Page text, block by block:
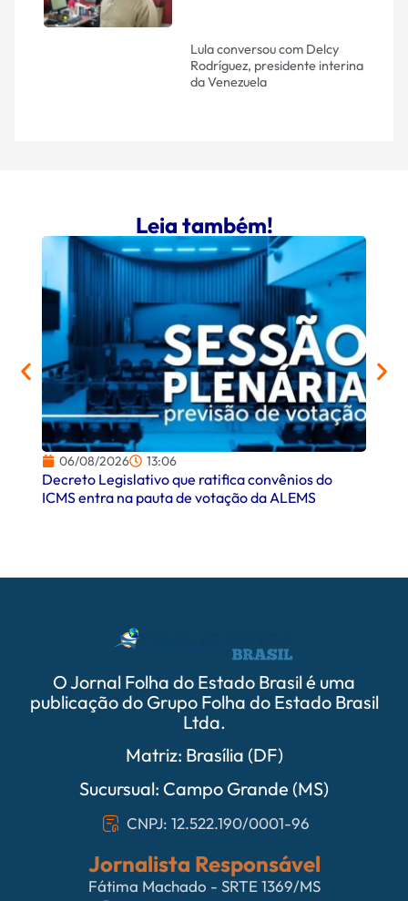
Lula conversou com Delcy
Rodríguez, presidente interina
da Venezuela
Leia também!
06/08/2026 13:06
Decreto Legislativo que ratifica convênios do
ICMS entra na pauta de votação da ALEMS
O Jornal Folha do Estado Brasil é uma
publicação do Grupo Folha do Estado Brasil
Ltda.
Matriz: Brasília (DF)
Sucursual: Campo Grande (MS)
CNPJ: 12.522.190/0001-96
Jornalista Responsável
Fátima Machado - SRTE 1369/MS